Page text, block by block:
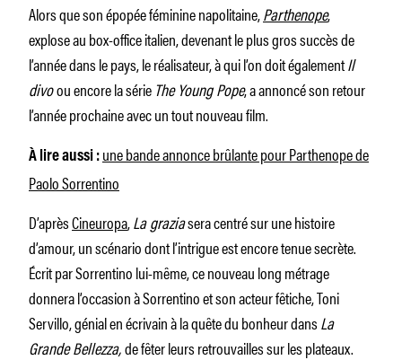
Alors que son épopée féminine napolitaine,Parthenope,
explose au box-office italien, devenant le plus gros succès de
l’année dans le pays, le réalisateur, à qui l’on doit égalementIl
divoou encore la série The Young Pope, a annoncé son retour
l’année prochaine avec un tout nouveau film.
À lire aussi : une bande annonce brûlante pour Parthenope de
Paolo Sorrentino
D’aprèsCineuropa,La graziasera centré sur une histoire
d’amour, un scénario dont l’intrigue est encore tenue secrète.
Écrit par Sorrentino lui-même, ce nouveau long métrage
donnera l’occasion à Sorrentino et son acteur fêtiche, Toni
Servillo, génial en écrivain à la quête du bonheur dansLa
Grande Bellezza,de fêter leurs retrouvailles sur les plateaux.